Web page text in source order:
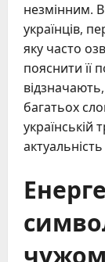
незмінним.
українців,
яку часто
пояснити її
багатьох
українській